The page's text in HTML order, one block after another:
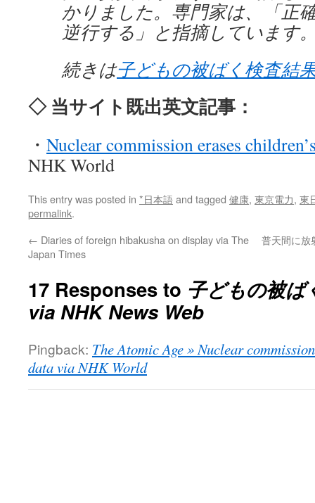
かりました。専門家は、「正
逆行する」と指摘しています
続きは子どもの被ばく検査結
◇ 当サイト既出英文記事：
・ Nuclear commission erases
NHK World
This entry was posted in *日本語and tagged 健康, 東京電力, 東
permalink.
← Diaries of foreign hibakusha on display via The
Japan Times
普天間に
17 Responses to 子どもの被ば
via NHK News Web
Pingback: The Atomic Age » Nuclear
data via NHK World